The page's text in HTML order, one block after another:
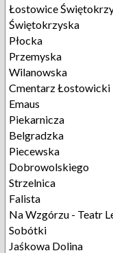
Łostowice
Świętokrzyska
Płocka
Przemyska
Wilanowska
Cmentarz Łostowicki
Emaus
Piekarnicza
Belgradzka
Piecewska
Dobrowolskiego
Strzelnica
Falista
Na Wzgórzu - Teatr
Sobótki
Jaśkowa Dolina